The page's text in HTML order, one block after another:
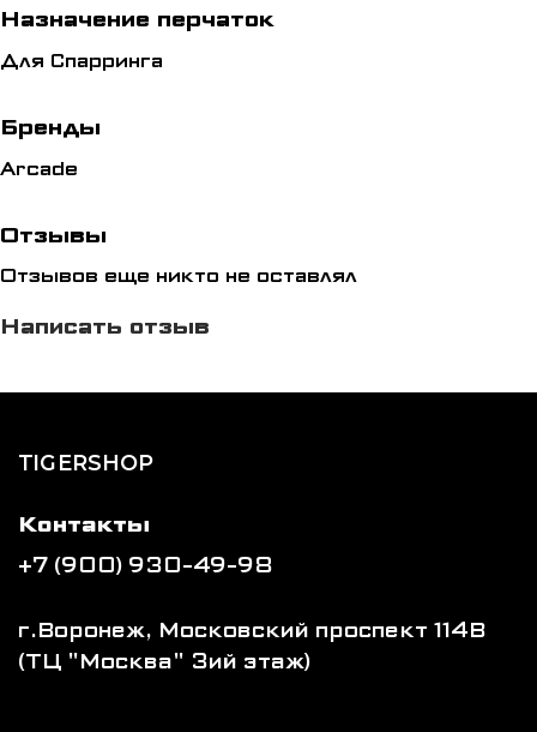
Назначение перчаток
Для Спарринга
Бренды
Arcade
Отзывы
Отзывов еще никто не оставлял
Написать отзыв
TIGERSHOP
Контакты
+7 (900) 930-49-98
г.Воронеж, Московский проспект 114В
(ТЦ "Москва" 3ий этаж)